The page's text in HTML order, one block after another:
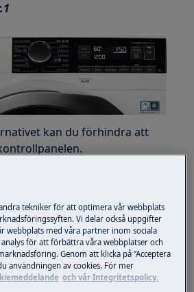
kan du förhindra att
tekniker för att optimera vår webbplats
Vi delar också uppgifter
webbplats med våra partner inom sociala
för att förbättra våra webbplatser och
Genom att klicka på ”Acceptera
användningen av cookies. För mer
och vår Integritetspolicy.